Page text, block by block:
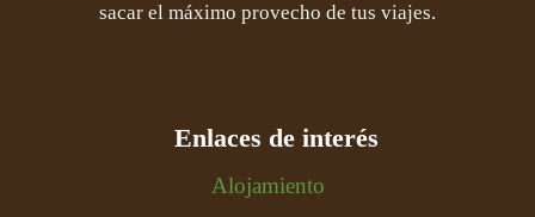
sacar el máximo provecho de tus viajes.
Enlaces de interés
Alojamiento